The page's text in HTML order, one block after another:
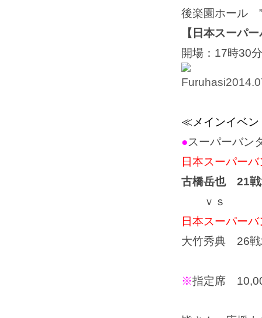
後楽園ホール
【日本スーパ
開場：17時30
≪メインイベ
●スーパーバ
日本スーパー
古橋岳也21戦
ｖｓ
日本スーパー
大竹秀典 26戦
※指定席